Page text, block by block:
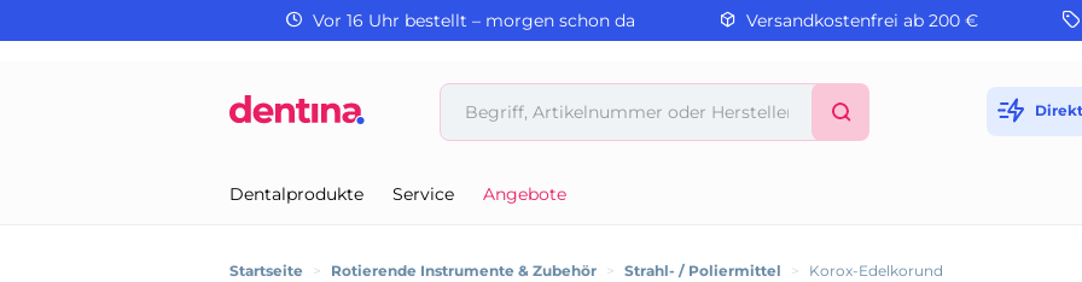
Vor 16 Uhr bestellt – morgen schon da Versandkostenfrei ab 200 €
Dentalprodukte Service Angebote
Startseite > Rotierende Instrumente & Zubehör > Strahl- / Poliermittel > Korox-Edelkorund